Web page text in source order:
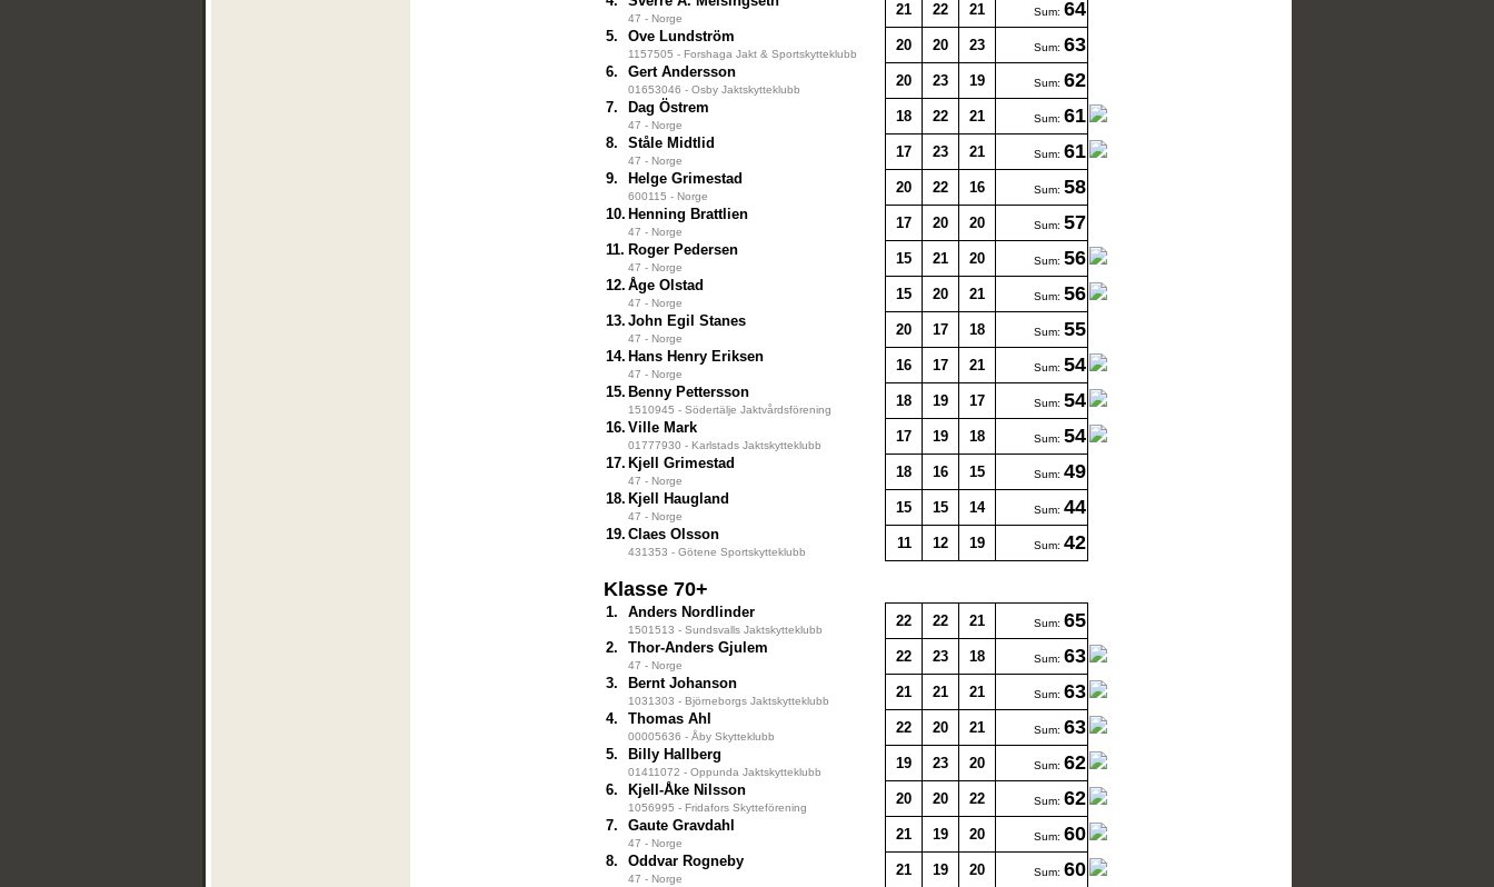
47 - Norge
21 22 21 Sum: 64
5. Ove Lundström
1157505 - Forshaga Jakt & Sportskytteklubb
20 20 23 Sum: 63
6. Gert Andersson
01653046 - Osby Jaktskytteklubb
20 23 19 Sum: 62
7. Dag Östrem
47 - Norge
18 22 21 Sum: 61
8. Ståle Midtlid
47 - Norge
17 23 21 Sum: 61
9. Helge Grimestad
600115 - Norge
20 22 16 Sum: 58
10. Henning Brattlien
47 - Norge
17 20 20 Sum: 57
11. Roger Pedersen
47 - Norge
15 21 20 Sum: 56
12. Åge Olstad
47 - Norge
15 20 21 Sum: 56
13. John Egil Stanes
47 - Norge
20 17 18 Sum: 55
14. Hans Henry Eriksen
47 - Norge
16 17 21 Sum: 54
15. Benny Pettersson
1510945 - Södertälje Jaktvårdsförening
18 19 17 Sum: 54
16. Ville Mark
01777930 - Karlstads Jaktskytteklubb
17 19 18 Sum: 54
17. Kjell Grimestad
47 - Norge
18 16 15 Sum: 49
18. Kjell Haugland
47 - Norge
15 15 14 Sum: 44
19. Claes Olsson
431353 - Götene Sportskytteklubb
11 12 19 Sum: 42
Klasse 70+
1. Anders Nordlinder
1501513 - Sundsvalls Jaktskytteklubb
22 22 21 Sum: 65
2. Thor-Anders Gjulem
47 - Norge
22 23 18 Sum: 63
3. Bernt Johanson
1031303 - Björneborgs Jaktskytteklubb
21 21 21 Sum: 63
4. Thomas Ahl
00005636 - Åby Skytteklubb
22 20 21 Sum: 63
5. Billy Hallberg
01411072 - Oppunda Jaktskytteklubb
19 23 20 Sum: 62
6. Kjell-Åke Nilsson
1056995 - Fridafors Skytteförening
20 20 22 Sum: 62
7. Gaute Gravdahl
47 - Norge
21 19 20 Sum: 60
8. Oddvar Rogneby
47 - Norge
21 19 20 Sum: 60